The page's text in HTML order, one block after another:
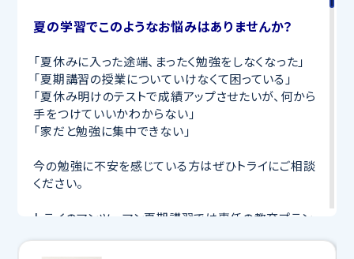
夏の学習でこのようなお悩みはありませんか？
「夏休みに入った途端、まったく勉強をしなくなった」
「夏期講習の授業についていけなくて困っている」
「夏休み明けのテストで成績アップさせたいが、何から
手をつけていいかわからない」
「家だと勉強に集中できない」
今の勉強に不安を感じている方はぜひトライにご相談
ください。
トライのマンツーマン夏期講習では専任の教育プラン
リキュラムを作成